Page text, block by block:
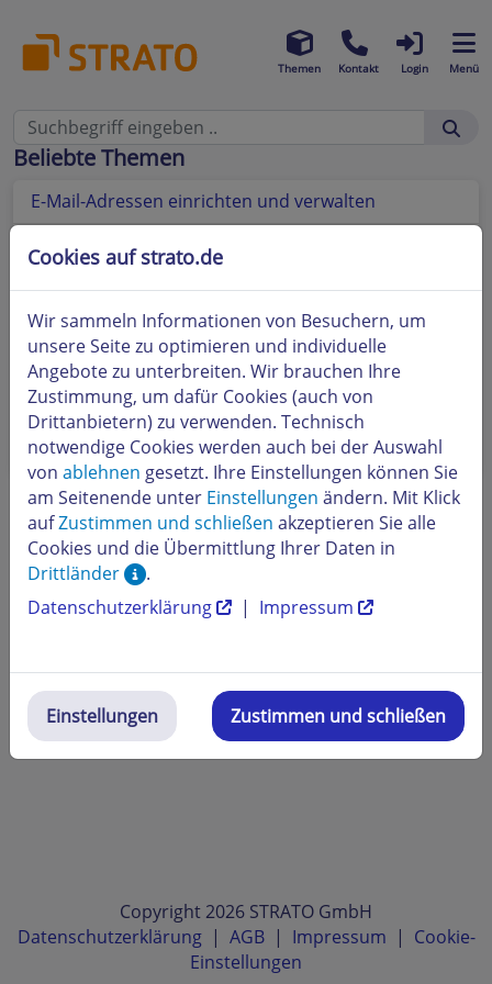
Themen Kontakt Login Menü
Beliebte Themen
E-Mail-Adressen einrichten und verwalten
Was kann ich tun, wenn ich mein Passwort für
STRATO Webmail vergessen habe bzw. das
Passwort ändern möchte?
Der flexible Mailspace (Postfachgröße) von STRATO
E-Mail-Adressen einrichten und verwalten
Wie kann ich weitere E-Mail-Accounts (Postfächer)
in STRATO Webmail einrichten?
Copyright 2026 STRATO GmbH
Datenschutzerklärung | AGB | Impressum | Cookie-
Einstellungen
Cookies auf strato.de
Wir sammeln Informationen von Besuchern, um
unsere Seite zu optimieren und individuelle
Angebote zu unterbreiten. Wir brauchen Ihre
Zustimmung, um dafür Cookies (auch von
Drittanbietern) zu verwenden. Technisch
notwendige Cookies werden auch bei der Auswahl
von ablehnen gesetzt. Ihre Einstellungen können Sie
am Seitenende unter Einstellungen ändern. Mit Klick
aufZustimmen und schließen akzeptieren Sie alle
Cookies und die Übermittlung Ihrer Daten in
Drittländer
.
Datenschutzerklärung
| Impressum
Einstellungen Zustimmen und schließen